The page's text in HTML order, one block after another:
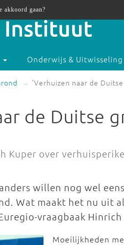
Onderwijs & Uitwisseling
'Verhuizen naar de
de Duitse
Kuper over
willen nog wel
Wat maakt het nu uit
vraagbaak
Moeilijkheden
akkoord gaan?